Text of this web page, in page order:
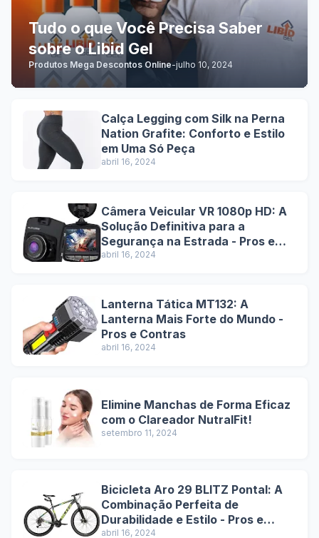
Tudo o que Você Precisa Saber
sobre o Libid Gel
Produtos Mega Descontos Online-julho 10, 2024
Calça Legging com Silk na Perna
Nation Grafite: Conforto e Estilo
em Uma Só Peça
abril 16, 2024
Câmera Veicular VR 1080p HD: A
Solução Definitiva para a
Segurança na Estrada - Pros e
Contras
abril 16, 2024
Lanterna Tática MT132: A
Lanterna Mais Forte do Mundo -
Pros e Contras
abril 16, 2024
Elimine Manchas de Forma Eficaz
com o Clareador NutralFit!
setembro 11, 2024
Bicicleta Aro 29 BLITZ Pontal: A
Combinação Perfeita de
Durabilidade e Estilo - Pros e
Contras
abril 16, 2024